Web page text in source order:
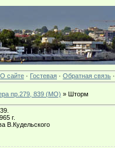
О сайте· Гостевая· Обратная связь·
пр.279, 839 (МО) » Шторм
г.
В.Кудельского